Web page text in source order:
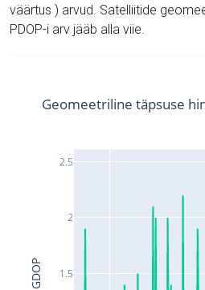
väärtus ) arvud. Satelliitide
PDOP-i arv jääb alla viie.
1.5
2
2.5
Geomeetriline täpsuse
GDOP